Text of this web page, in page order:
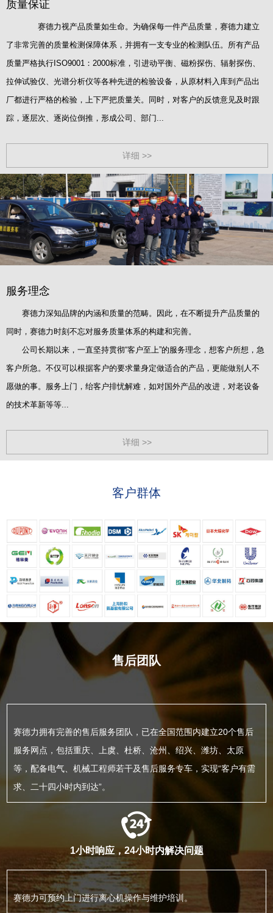
质量保证
赛德力视产品质量如生命。为确保每一件产品质量，赛德力建立
了非常完善的质量检测保障体系，并拥有一支专业的检测队伍。所有产品
质量严格执行ISO9001：2000标准，引进动平衡、磁粉探伤、辐射探伤、
拉伸试验仪、光谱分析仪等各种先进的检验设备，从原材料入库到产品出
厂都进行严格的检验，上下严把质量关。同时，对客户的反馈意见及时跟
踪，逐层次、逐岗位倒推，形成公司、部门...
详细 >>
服务理念
赛德力深知品牌的内涵和质量的范畴。因此，在不断提升产品质量的
同时，赛德力时刻不忘对服务质量体系的构建和完善。
公司长期以来，一直坚持贯彻“客户至上”的服务理念，想客户所想，急
客户所急。不仅可以根据客户的要求量身定做适合的产品，更能做别人不
愿做的事。服务上门，绐客户排忧解难，如对国外产品的改进，对老设备
的技术革新等等...
详细 >>
客户群体
售后团队
赛德力拥有完善的售后服务团队，已在全国范围内建立20个售后
服务网点，包括重庆、上虞、杜桥、沧州、绍兴、潍坊、太原
等，配备电气、机械工程师若干及售后服务专车，实现“客户有需
求、二十四小时内到达”。
1小时响应，24小时内解决问题
赛德力可预约上门进行离心机操作与维护培训。